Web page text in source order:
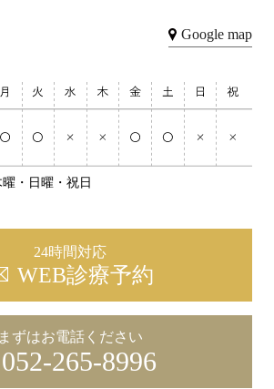
Google map
曜・日曜・祝日
24時間対応
WEB診療予約
まずはお電話ください
052-265-8996